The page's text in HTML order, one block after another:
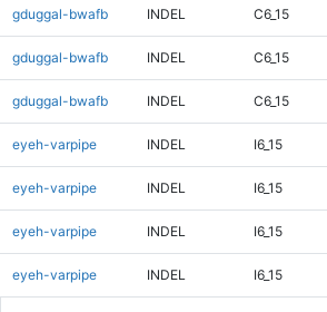
gduggal-bwafb INDEL C6_15
gduggal-bwafb INDEL C6_15
gduggal-bwafb INDEL C6_15
eyeh-varpipe INDEL I6_15
eyeh-varpipe INDEL I6_15
eyeh-varpipe INDEL I6_15
eyeh-varpipe INDEL I6_15